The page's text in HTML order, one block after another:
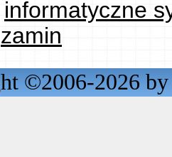
informatyczne
©2006-2026